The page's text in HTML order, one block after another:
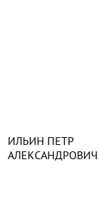
ИЛЬИН ПЕТР
АЛЕКСАНДРОВИЧ